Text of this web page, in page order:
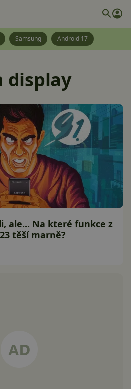
Samsung Android 17
display
ale... Na které funkce z
těší marně?